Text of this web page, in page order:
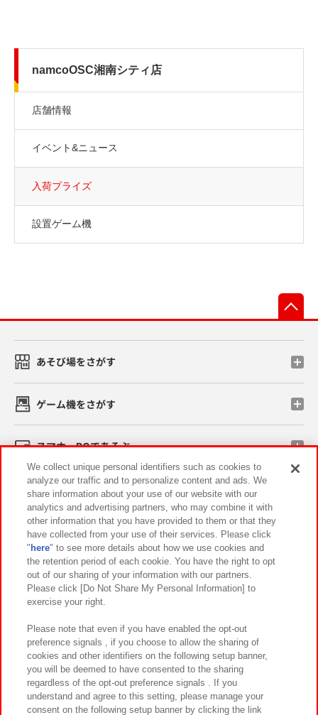
namcoOSC湘南シティ店
店舗情報
イベント&ニュース
入荷プライズ
設置ゲーム機
あそび場をさがす
ゲーム機をさがす
スマホ・PCであそぶ
イベント・キャンペーン
関連会社 サステナビリティ サイトポリシー
プライバシーポリシー ウェブアクセシビリティ方針と検証結果
お取引先さまとともに
カスタマーハラスメント対応方針 よくあるご質問・お問い合わせ
We collect unique personal identifiers such as cookies to
analyze our traffic and to personalize content and ads. We
share information about your use of our website with our
analytics and advertising partners, who may combine it with
other information that you have provided to them or that they
have collected from your use of their services. Please click
" here" to see more details about how we use cookies and
the retention period of each cookie. You have the right to opt
out of our sharing of your information with our partners.
Please click [Do Not Share My Personal Information] to
exercise your right.
Please note that even if you have enabled the opt-out
preference signals , if you choose to allow the sharing of
cookies and other identifiers on the following setup banner,
you will be deemed to have consented to the sharing
regardless of the opt-out preference signals . If you
understand and agree to this setting, please manage your
consent on the following setup banner by clicking the link